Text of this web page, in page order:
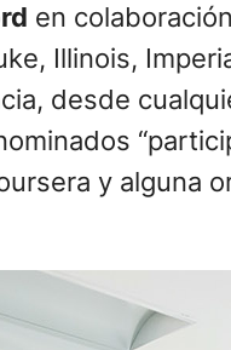
en
Illinois,
desde
y alguna